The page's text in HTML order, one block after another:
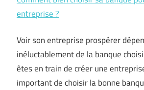
entreprise ?
Voir son entreprise prospérer
inéluctablement de la banque
êtes en train de créer une
important de choisir la bonne